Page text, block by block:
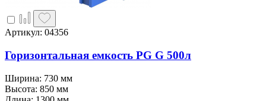
Артикул: 04356
Горизонтальная емкость PG G 500л
Ширина: 730 мм
Высота: 850 мм